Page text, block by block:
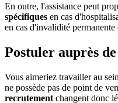
En outre, l'assistance peut
spécifiques en cas
en cas d'invalidité permanente
Postuler auprès
Vous aimeriez travailler au
ne possède pas de point de
recrutement changent donc